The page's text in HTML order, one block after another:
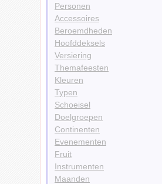
Personen
Accessoires
Beroemdheden
Hoofddeksels
Versiering
Themafeesten
Kleuren
Typen
Schoeisel
Doelgroepen
Continenten
Evenementen
Fruit
Instrumenten
Maanden